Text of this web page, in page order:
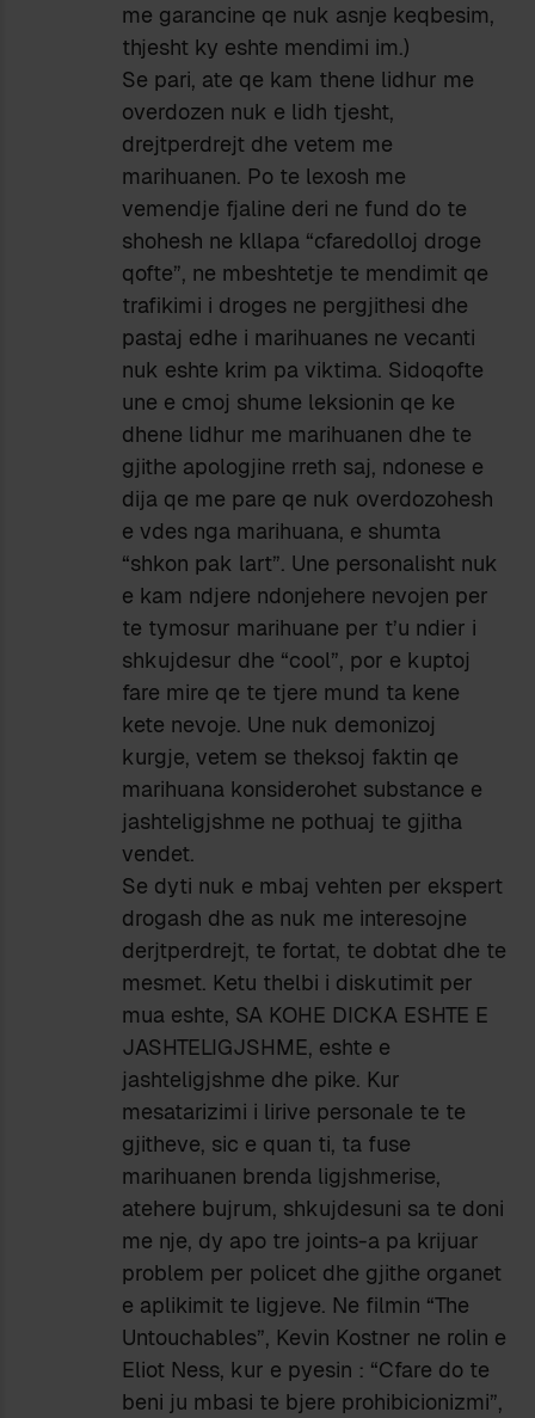
me garancine qe nuk asnje keqbesim,
thjesht ky eshte mendimi im.)
Se pari, ate qe kam thene lidhur me
overdozen nuk e lidh tjesht,
drejtperdrejt dhe vetem me
marihuanen. Po te lexosh me
vemendje fjaline deri ne fund do te
shohesh ne kllapa “cfaredolloj droge
qofte”, ne mbeshtetje te mendimit qe
trafikimi i droges ne pergjithesi dhe
pastaj edhe i marihuanes ne vecanti
nuk eshte krim pa viktima. Sidoqofte
une e cmoj shume leksionin qe ke
dhene lidhur me marihuanen dhe te
gjithe apologjine rreth saj, ndonese e
dija qe me pare qe nuk overdozohesh
e vdes nga marihuana, e shumta
“shkon pak lart”. Une personalisht nuk
e kam ndjere ndonjehere nevojen per
te tymosur marihuane per t’u ndier i
shkujdesur dhe “cool”, por e kuptoj
fare mire qe te tjere mund ta kene
kete nevoje. Une nuk demonizoj
kurgje, vetem se theksoj faktin qe
marihuana konsiderohet substance e
jashteligjshme ne pothuaj te gjitha
vendet.
Se dyti nuk e mbaj vehten per ekspert
drogash dhe as nuk me interesojne
derjtperdrejt, te fortat, te dobtat dhe te
mesmet. Ketu thelbi i diskutimit per
mua eshte, SA KOHE DICKA ESHTE E
JASHTELIGJSHME, eshte e
jashteligjshme dhe pike. Kur
mesatarizimi i lirive personale te te
gjitheve, sic e quan ti, ta fuse
marihuanen brenda ligjshmerise,
atehere bujrum, shkujdesuni sa te doni
me nje, dy apo tre joints-a pa krijuar
problem per policet dhe gjithe organet
e aplikimit te ligjeve. Ne filmin “The
Untouchables”, Kevin Kostner ne rolin e
Eliot Ness, kur e pyesin : “Cfare do te
beni ju mbasi te bjere prohibicionizmi”,